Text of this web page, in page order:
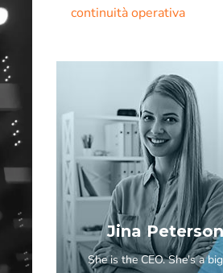
continuità operativa
Jina Peterson
She is the CEO. She's a